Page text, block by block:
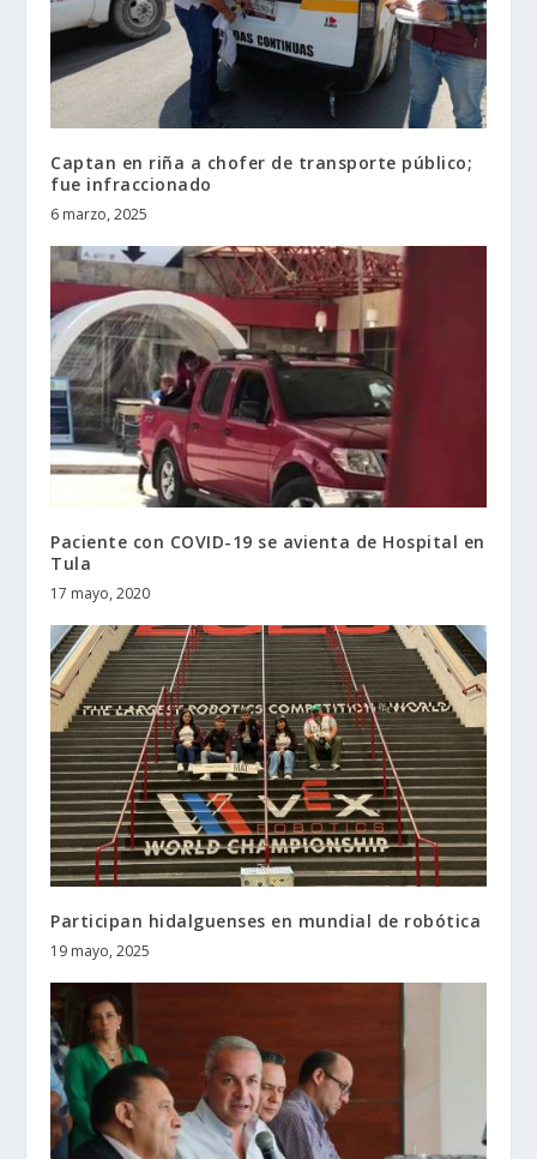
Captan en riña a chofer de transporte público;
fue infraccionado
6 marzo, 2025
Paciente con COVID-19 se avienta de Hospital en
Tula
17 mayo, 2020
Participan hidalguenses en mundial de robótica
19 mayo, 2025